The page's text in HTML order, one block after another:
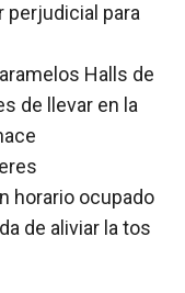
perjudicial para
Halls de
de llevar en la
horario ocupado
de aliviar la tos